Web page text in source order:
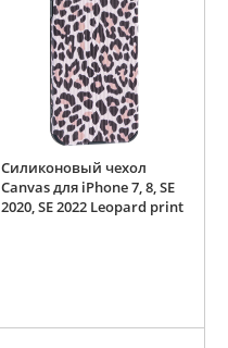
Силиконовый чехол
Canvas для iPhone 7, 8, SE
2020, SE 2022 Leopard print